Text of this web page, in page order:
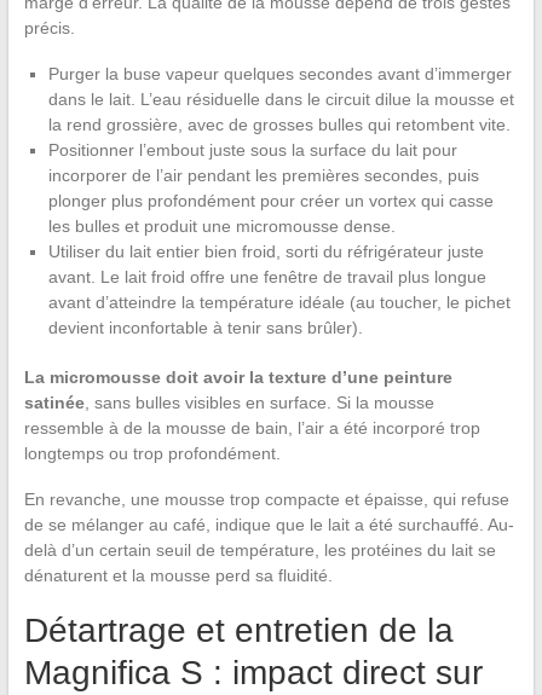
précis.
Purger la buse vapeur quelques secondes avant d’immerger
dans le lait. L’eau résiduelle dans le circuit dilue la mousse et
la rend grossière, avec de grosses bulles qui retombent vite.
Positionner l’embout juste sous la surface du lait pour
incorporer de l’air pendant les premières secondes, puis
plonger plus profondément pour créer un vortex qui casse
les bulles et produit une micromousse dense.
Utiliser du lait entier bien froid, sorti du réfrigérateur juste
avant. Le lait froid offre une fenêtre de travail plus longue
avant d’atteindre la température idéale (au toucher, le pichet
devient inconfortable à tenir sans brûler).
La micromousse doit avoir la texture d’une peinture
satinée, sans bulles visibles en surface. Si la mousse
ressemble à de la mousse de bain, l’air a été incorporé trop
longtemps ou trop profondément.
En revanche, une mousse trop compacte et épaisse, qui refuse
de se mélanger au café, indique que le lait a été surchauffé. Au-
delà d’un certain seuil de température, les protéines du lait se
dénaturent et la mousse perd sa fluidité.
Détartrage et entretien de la
Magnifica S : impact direct sur